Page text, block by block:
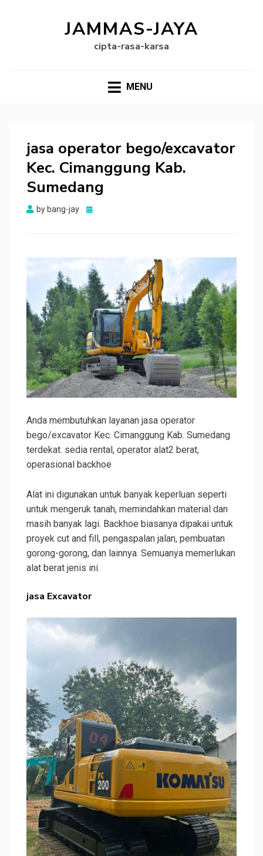
JAMMAS-JAYA
cipta-rasa-karsa
MENU
jasa operator bego/excavator
Kec. Cimanggung Kab.
Sumedang
by bang-jay
Posted
Anda membutuhkan layanan jasa operator
bego/excavator Kec. Cimanggung Kab. Sumedang
terdekat. sedia rental, operator alat2 berat,
operasional backhoe
Alat ini digunakan untuk banyak keperluan seperti
untuk mengeruk tanah, memindahkan material dan
masih banyak lagi. Backhoe biasanya dipakai untuk
proyek cut and fill, pengaspalan jalan, pembuatan
gorong-gorong, dan lainnya. Semuanya memerlukan
alat berat jenis ini.
jasa Excavator